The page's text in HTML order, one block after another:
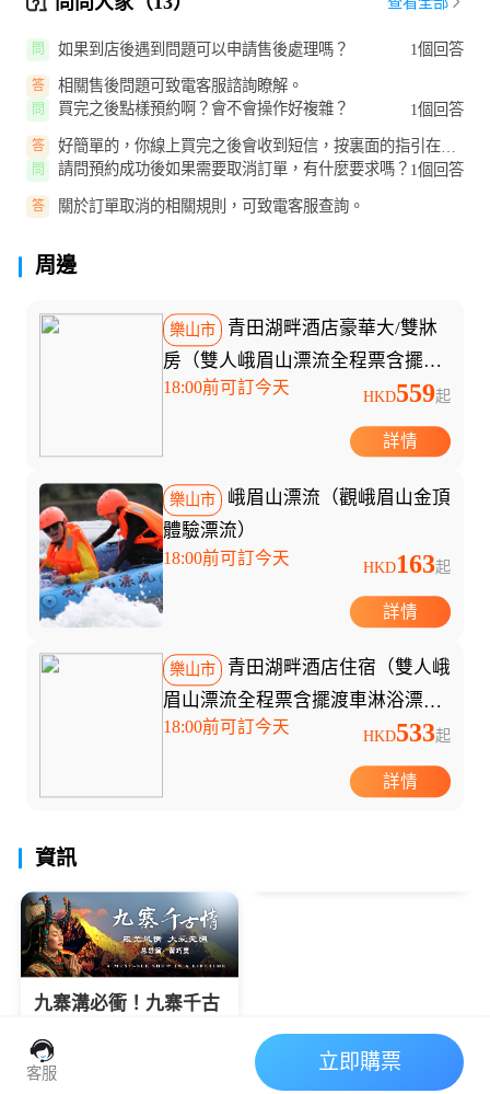
問 如果到店後遇到問題可以申請售後處理嗎？ 1個回答
答 相關售後問題可致電客服諮詢瞭解。
問 買完之後點樣預約啊？會不會操作好複雜？ 1個回答
答
好簡單的，你線上買完之後會收到短信，按裏面的指引在線
預約就得啦。
問 請問預約成功後如果需要取消訂單，有什麼要求嗎？ 1個回答
答 關於訂單取消的相關規則，可致電客服查詢。
周邊
樂山市
青田湖畔酒店豪華大/雙牀
房（雙人峨眉山漂流全程票含擺渡
車淋浴漂流裝備+雙早）
18:00前可訂今天 HKD559起
詳情
樂山市
峨眉山漂流（觀峨眉山金頂
體驗漂流）
18:00前可訂今天 HKD163起
詳情
樂山市
青田湖畔酒店住宿（雙人峨
眉山漂流全程票含擺渡車淋浴漂流
裝備+雙人早餐）
18:00前可訂今天 HKD533起
詳情
資訊
九寨溝必衝！九寨千古
坑+亮點全公開✨
九寨千古情 藏羌文化演出
客服
立即購票